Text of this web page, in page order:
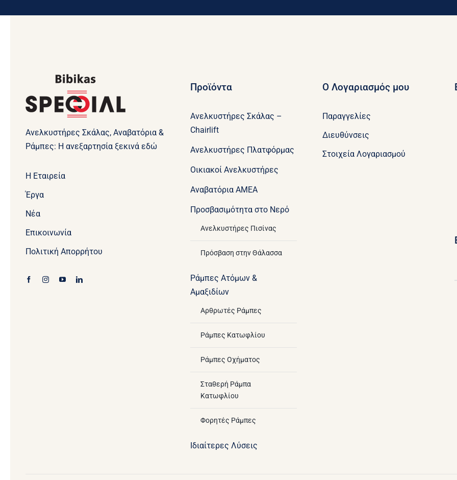
Ανελκυστήρες Σκάλας, Αναβατόρια &
Ράμπες: Η ανεξαρτησία ξεκινά εδώ
Η Εταιρεία
Έργα
Νέα
Επικοινωνία
Πολιτική Απορρήτου
Προϊόντα
Ανελκυστήρες Σκάλας –
Chairlift
Ανελκυστήρες Πλατφόρμας
Οικιακοί Ανελκυστήρες
Aναβατόρια ΑΜΕΑ
Προσβασιμότητα στο Νερό
Ανελκυστήρες Πισίνας
Πρόσβαση στην Θάλασσα
Ράμπες Ατόμων &
Αμαξιδίων
Αρθρωτές Ράμπες
Ράμπες Κατωφλίου
Ράμπες Οχήματος
Σταθερή Ράμπα
Κατωφλίου
Φορητές Ράμπες
Ιδιαίτερες Λύσεις
Ο Λογαριασμός μου
Παραγγελίες
Διευθύνσεις
Στοιχεία Λογαριασμού